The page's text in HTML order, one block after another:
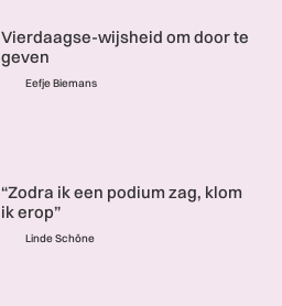
Vierdaagse-wijsheid om door te
geven
Eefje Biemans
“Zodra ik een podium zag, klom
ik erop”
Linde Schöne